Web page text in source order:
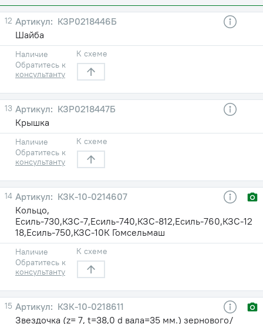
12
КЗР0218446Б
Шайба
Наличие
Обратитесь к
консультанту
К схеме
13
КЗР0218447Б
Крышка
Наличие
Обратитесь к
консультанту
К схеме
14
КЗК-10-0214607
Кольцо,
Есиль-730,КЗС-7,Есиль-740,КЗС-812,Есиль-760,КЗС-12
18,Есиль-750,КЗС-10К Гомсельмаш
Наличие
Обратитесь к
консультанту
К схеме
15
КЗК-10-0218611
Звездочка (z= 7, t=38,0 d вала=35 мм.) зернового/